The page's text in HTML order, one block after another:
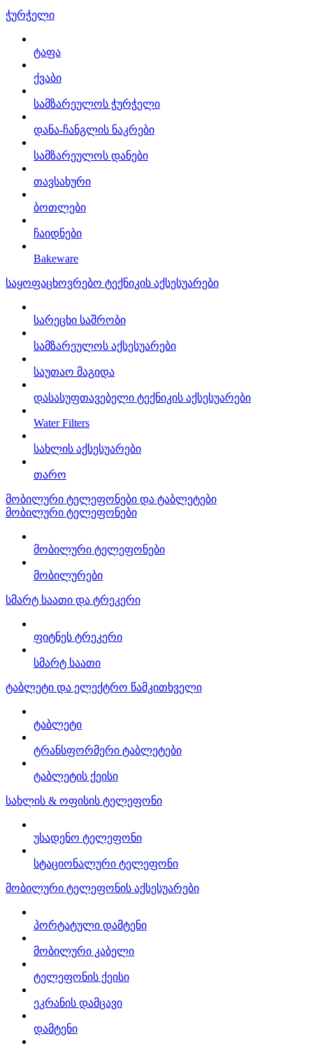
ჭურჭელი
ტაფა
ქვაბი
სამზარეულოს ჭურჭელი
დანა-ჩანგლის ნაკრები
სამზარეულოს დანები
თავსახური
ბოთლები
ჩაიდნები
Bakeware
საყოფაცხოვრებო ტექნიკის აქსესუარები
სარეცხი საშრობი
სამზარეულოს აქსესუარები
საუთაო მაგიდა
დასასუფთავებელი ტექნიკის აქსესუარები
Water Filters
სახლის აქსესუარები
თარო
მობილური ტელეფონები და ტაბლეტები
მობილური ტელეფონები
მობილური ტელეფონები
მობილურები
სმარტ საათი და ტრეკერი
ფიტნეს ტრეკერი
სმარტ საათი
ტაბლეტი და ელექტრო წამკითხველი
ტაბლეტი
ტრანსფორმერი ტაბლეტები
ტაბლეტის ქეისი
სახლის & ოფისის ტელეფონი
უსადენო ტელეფონი
სტაციონალური ტელეფონი
მობილური ტელეფონის აქსესუარები
პორტატული დამტენი
მობილური კაბელი
ტელეფონის ქეისი
ეკრანის დამცავი
დამტენი